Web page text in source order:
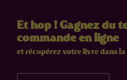
Et hop ! Gagnez du
commande en ligne
et récupérez votre livre dans